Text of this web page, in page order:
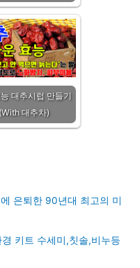
대추시럽 만들기
(With 대추차)
에 은퇴한 90년대 최고의 미
키트 수세미,칫솔,비누등